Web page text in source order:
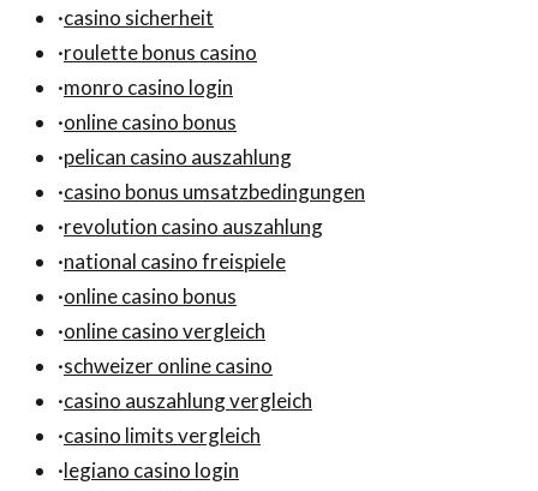
·casino sicherheit
·roulette bonus casino
·monro casino login
·online casino bonus
·pelican casino auszahlung
·casino bonus umsatzbedingungen
·revolution casino auszahlung
·national casino freispiele
·online casino bonus
·online casino vergleich
·schweizer online casino
·casino auszahlung vergleich
·casino limits vergleich
·legiano casino login